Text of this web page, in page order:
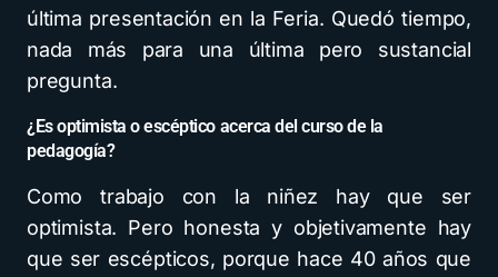
última presentación en la Feria. Quedó tiempo,
nada más para una última pero sustancial
pregunta.
¿Es optimista o escéptico acerca del curso de la
pedagogía?
Como trabajo con la niñez hay que ser
optimista. Pero honesta y objetivamente hay
que ser escépticos, porque hace 40 años que